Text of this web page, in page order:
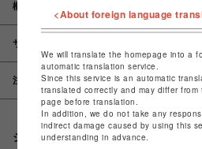
概要
サイズ
注意事項
シェアする
<About foreign language
We will translate the homepage into a
automatic translation service.
Since this service is an automatic
translated correctly and may differ
page before translation.
In addition, we do not take any
indirect damage caused by using this
understanding in advance.